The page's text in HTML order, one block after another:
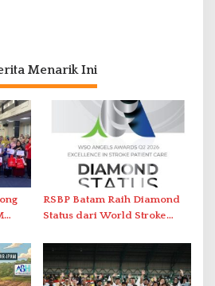
Menarik Ini
RSBP Batam Raih Diamond
Status dari World Stroke
Berstandar Internasional